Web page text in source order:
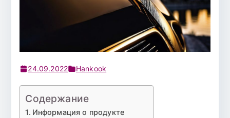
24.09.2022 Hankook
Содержание
Информация о продукте